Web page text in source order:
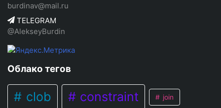
burdinav@mail.ru
TELEGRAM
@AlekseyBurdin
Облако тегов
clob constraint join